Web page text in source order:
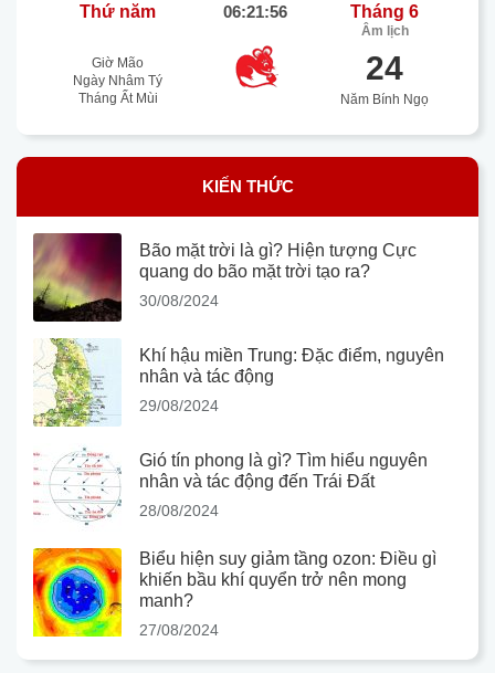
Thứ năm 06:21:56 Tháng 6
Âm lịch
Giờ Mão
Ngày Nhâm Tý
Tháng Ất Mùi
24
Năm Bính Ngọ
KIẾN THỨC
Bão mặt trời là gì? Hiện tượng Cực
quang do bão mặt trời tạo ra?
30/08/2024
Khí hậu miền Trung: Đặc điểm, nguyên
nhân và tác động
29/08/2024
Gió tín phong là gì? Tìm hiểu nguyên
nhân và tác động đến Trái Đất
28/08/2024
Biểu hiện suy giảm tầng ozon: Điều gì
khiến bầu khí quyển trở nên mong
manh?
27/08/2024